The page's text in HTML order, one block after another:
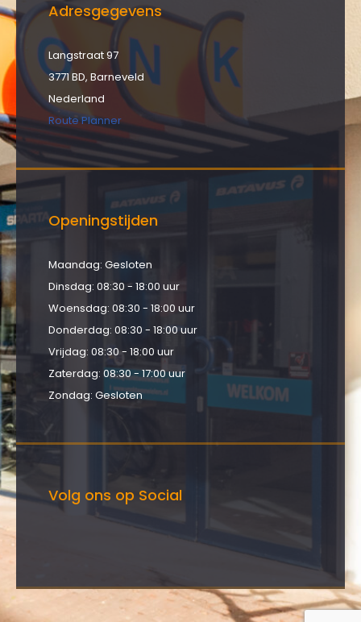
Adresgegevens
Langstraat 97
3771 BD, Barneveld
Nederland
Route Planner
Openingstijden
Maandag: Gesloten
Dinsdag: 08:30 - 18:00 uur
Woensdag: 08:30 - 18:00 uur
Donderdag: 08:30 - 18:00 uur
Vrijdag: 08:30 - 18:00 uur
Zaterdag: 08:30 - 17:00 uur
Zondag: Gesloten
Volg ons op Social